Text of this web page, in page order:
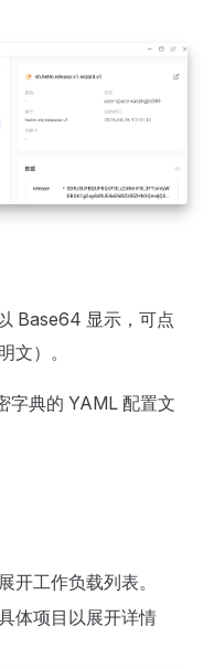
Base64 显示，可点
文）。
字典的 YAML 配置文
开工作负载列表。
体项目以展开详情